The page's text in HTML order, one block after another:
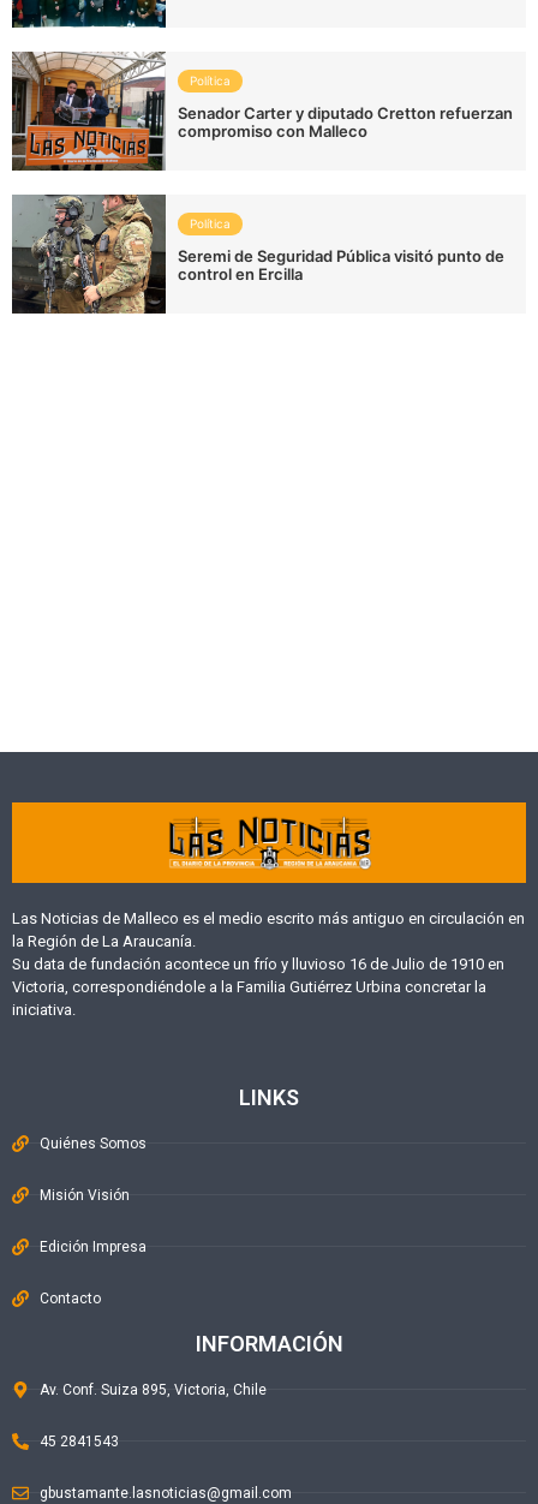
Política
Senador Carter y diputado Cretton refuerzan
compromiso con Malleco
Política
Seremi de Seguridad Pública visitó punto de
control en Ercilla
Las Noticias de Malleco es el medio escrito más antiguo en circulación en
la Región de La Araucanía.
Su data de fundación acontece un frío y lluvioso 16 de Julio de 1910 en
Victoria, correspondiéndole a la Familia Gutiérrez Urbina concretar la
iniciativa.
LINKS
Quiénes Somos
Misión Visión
Edición Impresa
Contacto
INFORMACIÓN
Av. Conf. Suiza 895, Victoria, Chile
45 2841543
gbustamante.lasnoticias@gmail.com